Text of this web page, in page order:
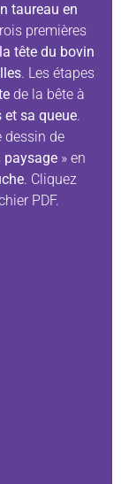
taureau en
premières
la tête du bovin
. Les étapes
de la bête à
et sa queue.
dessin de
paysage » en
. Cliquez
PDF.